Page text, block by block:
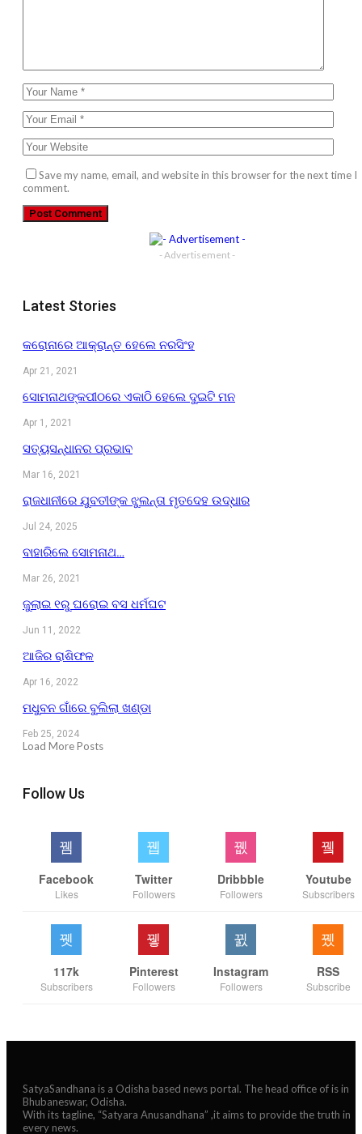
Save my name, email, and website in this browser for the next time I
comment.
- Advertisement -
Latest Stories
କରୋନାରେ ଆକ୍ରାନ୍ତ ହେଲେ ନରସିଂହ
Apr 21, 2021
ସୋମନାଥଙ୍କପୀଠରେ ଏକାଠି ହେଲେ ଦୁଇଟି ମନ
Apr 1, 2021
ସତ୍ୟସନ୍ଧାନର ପ୍ରଭାବ
Mar 16, 2021
ରାଜଧାନୀରେ ଯୁବତୀଙ୍କ ଝୁଲନ୍ତା ମୃତଦେହ ଉଦ୍ଧାର
Jul 24, 2025
ବାହାରିଲେ ସୋମନାଥ…
Mar 26, 2021
ଜୁଲାଇ ୧ରୁ ଘରୋଇ ବସ ଧର୍ମଘଟ
Jun 11, 2022
ଆଜିର ରାଶିଫଳ
Apr 16, 2022
ମଧୁବନ ଗାଁରେ ବୁଲିଲା ଖଣ୍ଡା
Feb 25, 2024
Load More Posts
Follow Us
Facebook
Likes
Twitter
Followers
Dribbble
Followers
Youtube
Subscribers
117k
Subscribers
Pinterest
Followers
Instagram
Followers
RSS
Subscribe
SatyaSandhana is a Odisha based news portal. The head office of is in
Bhubaneswar, Odisha.
With its tagline, “Satyara Anusandhana” ,it aims to provide the truth in
every news.